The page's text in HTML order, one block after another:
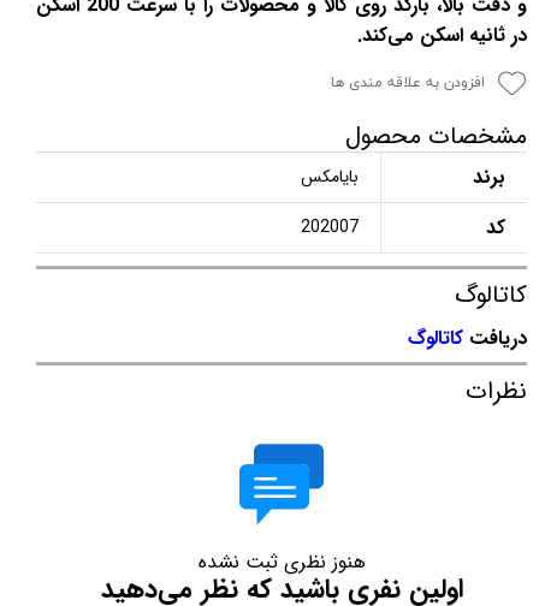
در ثانیه اسکن می‌کند.
افزودن به علاقه مندی ها
مشخصات محصول
برند بایامکس
کد 202007
کاتالوگ
دریافت کاتالوگ
نظرات
هنوز نظری ثبت نشده
اولین نفری باشید که نظر می‌دهید